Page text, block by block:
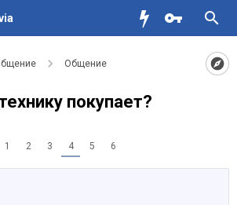
Общение
покупает?
1 2 3 4 5 6